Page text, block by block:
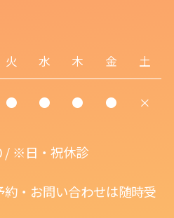
火 水 木 金 土
● ● ● ● ×
/ ※日・祝休診
・お問い合わせは随時受